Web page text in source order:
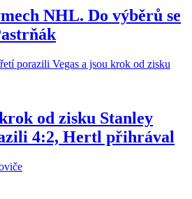
NHL. Do výběrů se
od zisku Stanley
4:2, Hertl přihrával